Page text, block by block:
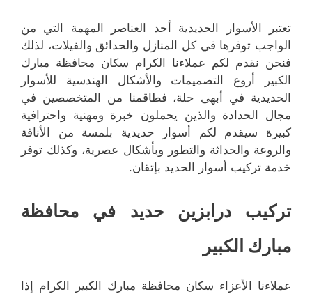
تعتبر الأسوار الحديدية أحد العناصر المهمة التي من
الواجب توفرها في كل المنازل والحدائق والفيلات، لذلك
فنحن نقدم لكم عملاءنا الكرام سكان محافظة مبارك
الكبير أروع التصميمات والأشكال الهندسية للأسوار
الحديدية في أبهى حلة، فطاقمنا من المتخصصين في
مجال الحدادة والذين يحملون خبرة ومهنية واحترافية
كبيرة سيقدم لكم أسوار حديدية بلمسة من الأناقة
والروعة والحداثة والتطور وبأشكال عصرية، وكذلك توفر
خدمة تركيب أسوار الحديد بإتقان.
تركيب درابزين حديد في محافظة
مبارك الكبير
عملاءنا الأعزاء سكان محافظة مبارك الكبير الكرام إذا